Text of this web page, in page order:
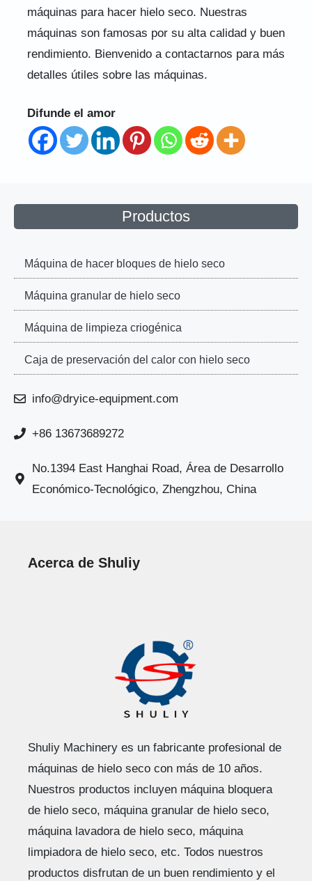
máquinas para hacer hielo seco. Nuestras
máquinas son famosas por su alta calidad y buen
rendimiento. Bienvenido a contactarnos para más
detalles útiles sobre las máquinas.
Difunde el amor
Productos
Máquina de hacer bloques de hielo seco
Máquina granular de hielo seco
Máquina de limpieza criogénica
Caja de preservación del calor con hielo seco
info@dryice-equipment.com
+86 13673689272
No.1394 East Hanghai Road, Área de Desarrollo
Económico-Tecnológico, Zhengzhou, China
Acerca de Shuliy
Shuliy Machinery es un fabricante profesional de
máquinas de hielo seco con más de 10 años.
Nuestros productos incluyen máquina bloquera
de hielo seco, máquina granular de hielo seco,
máquina lavadora de hielo seco, máquina
limpiadora de hielo seco, etc. Todos nuestros
productos disfrutan de un buen rendimiento y el